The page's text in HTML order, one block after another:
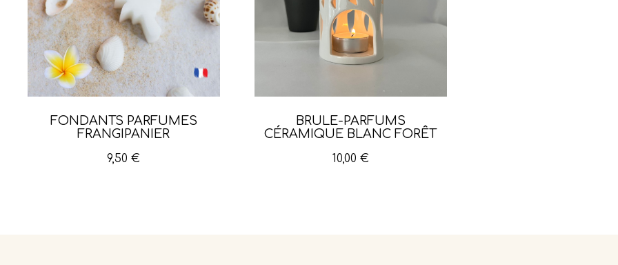
Aperçu rapide
FONDANTS PARFUMÉS
FRANGIPANIER
9,50 €
Aperçu rapide
BRÛLE-PARFUMS
CÉRAMIQUE BLANC FORÊT
10,00 €